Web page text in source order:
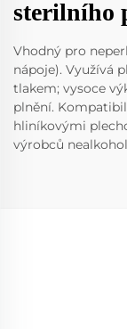
sterilního
Vhodný pro
nápoje). Využívá
tlakem; vysoce
plnění.
hliníkovými
výrobců